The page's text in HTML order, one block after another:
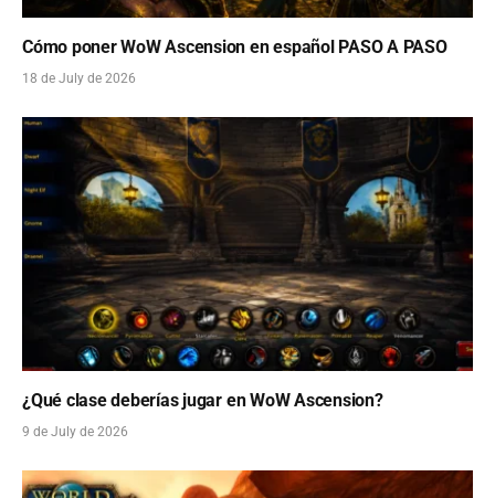
Cómo poner WoW Ascension en español PASO A PASO
18 de July de 2026
¿Qué clase deberías jugar en WoW Ascension?
9 de July de 2026